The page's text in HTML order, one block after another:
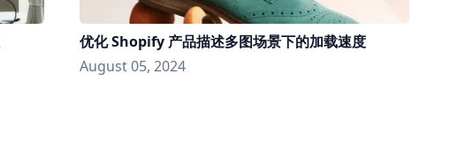
优化 Shopify 产品描述多图场景下的加载速度
August 05, 2024